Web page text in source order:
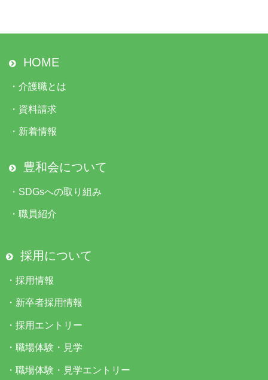
HOME
・ 介護職とは
・ 資料請求
・ 新着情報
豊和会について
・ SDGsへの取り組み
・ 職員紹介
採用について
・ 採用情報
・ 新卒者採用情報
・ 採用エントリー
・ 職場体験・見学
・ 職場体験・見学エントリー